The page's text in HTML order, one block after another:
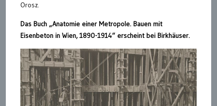
Orosz.
Das Buch „Anatomie einer Metropole. Bauen mit
Eisenbeton in Wien, 1890-1914“ erscheint bei Birkhäuser.